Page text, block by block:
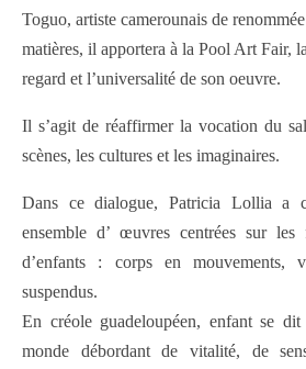
Toguo, artiste camerounais de
matières, il apportera à la Pool Art Fair,
regard et l’universalité de son oeuvre.
Il s’agit de réaffirmer la vocation du
scènes, les cultures et les imaginaires.
Dans ce dialogue, Patricia Lollia a
ensemble d’ œuvres centrées sur les
d’enfants : corps en mouvements,
suspendus.
En créole guadeloupéen, enfant se
monde débordant de vitalité, de